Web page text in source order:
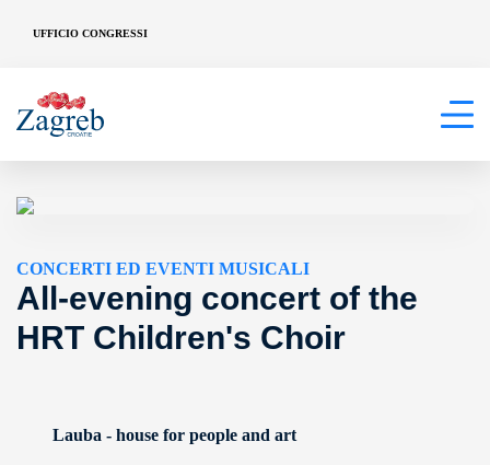
UFFICIO CONGRESSI
CONCERTI ED EVENTI MUSICALI
All-evening concert of the
HRT Children's Choir
Lauba - house for people and art